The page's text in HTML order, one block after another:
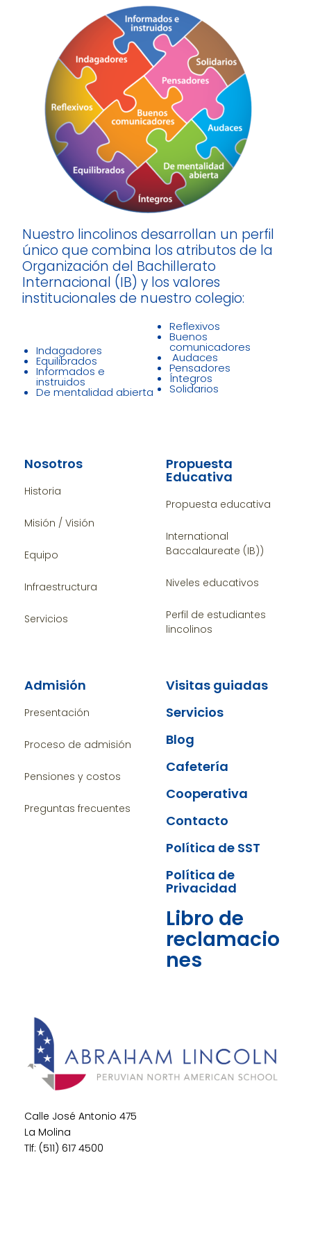
Nuestro lincolinos desarrollan un perfil
único que combina los atributos de la
Organización del Bachillerato
Internacional (IB) y los valores
institucionales de nuestro colegio:
Indagadores
Equilibrados
Informados e
instruidos
De mentalidad abierta
Reflexivos
Buenos
comunicadores
Audaces
Pensadores
Íntegros
Solidarios
Nosotros
Historia
Misión / Visión
Equipo
Infraestructura
Servicios
Propuesta
Educativa
Propuesta educativa
International
Baccalaureate (IB))
Niveles educativos
Perfil de estudiantes
lincolinos
Admisión
Presentación
Proceso de admisión
Pensiones y costos
Preguntas frecuentes
Visitas guiadas
Servicios
Blog
Cafetería
Cooperativa
Contacto
Política de SST
Política de
Privacidad
Libro de
reclamacio
nes
Calle José Antonio 475
La Molina
Tlf: (511) 617 4500